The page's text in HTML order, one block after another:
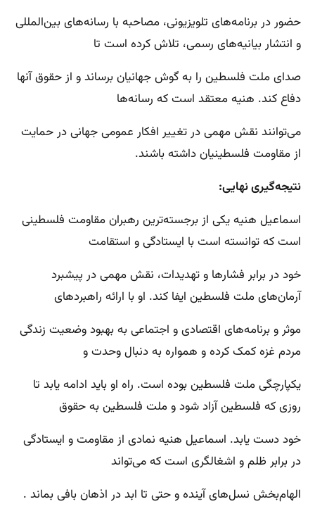
حضور در برنامه‌های تلویزیونی، مصاحبه با رسانه‌های بین‌المللی
و انتشار بیانیه‌های رسمی، تلاش کرده است تا
صدای ملت فلسطین را به گوش جهانیان برساند و از حقوق آنها
دفاع کند. هنیه معتقد است که رسانه‌ها
می‌توانند نقش مهمی در تغییر افکار عمومی جهانی در حمایت
از مقاومت فلسطینیان داشته باشند.
نتیجه‌گیری نهایی:
اسماعیل هنیه یکی از برجسته‌ترین رهبران مقاومت فلسطینی
است که توانسته است با ایستادگی و استقامت
خود در برابر فشارها و تهدیدات، نقش مهمی در پیشبرد
آرمان‌های ملت فلسطین ایفا کند. او با ارائه راهبردهای
موثر و برنامه‌های اقتصادی و اجتماعی به بهبود وضعیت زندگی
مردم غزه کمک کرده و همواره به دنبال وحدت و
یکپارچگی ملت فلسطین بوده است. راه او باید ادامه یابد تا
روزی که فلسطین آزاد شود و ملت فلسطین به حقوق
خود دست یابد. اسماعیل هنیه نمادی از مقاومت و ایستادگی
در برابر ظلم و اشغالگری است که می‌تواند
الهام‌بخش نسل‌های آینده و حتی تا ابد در اذهان بافی بماند .